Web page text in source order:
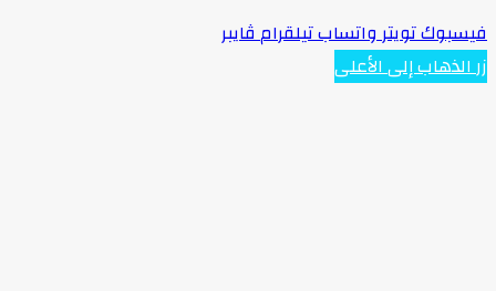
فيسبوكتويترواتسابتيلقرامڤايبر
زر الذهاب إلى الأعلى